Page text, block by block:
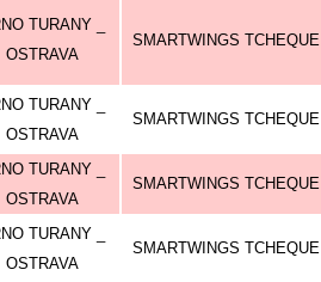
TURANY _
OSTRAVA
SMARTWINGS TCHEQUE
TURANY _
OSTRAVA
SMARTWINGS TCHEQUE
TURANY _
OSTRAVA
SMARTWINGS TCHEQUE
TURANY _
OSTRAVA
SMARTWINGS TCHEQUE